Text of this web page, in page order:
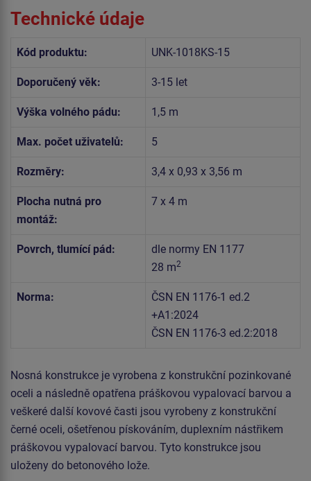
Technické údaje
Kód produktu: UNK-1018KS-15
Doporučený věk: 3-15 let
Výška volného pádu: 1,5 m
Max. počet uživatelů: 5
Rozměry: 3,4 x 0,93 x 3,56 m
Plocha nutná pro
montáž:
7 x 4 m
Povrch, tlumící pád:
dle normy EN 1177
28 m2
Norma:
ČSN EN 1176-1 ed.2
+A1:2024
ČSN EN 1176-3 ed.2:2018
Nosná konstrukce je vyrobena z konstrukční pozinkované
oceli a následně opatřena práškovou vypalovací barvou a
veškeré další kovové časti jsou vyrobeny z konstrukční
černé oceli, ošetřenou pískováním, duplexním nástřikem
práškovou vypalovací barvou. Tyto konstrukce jsou
uloženy do betonového lože.